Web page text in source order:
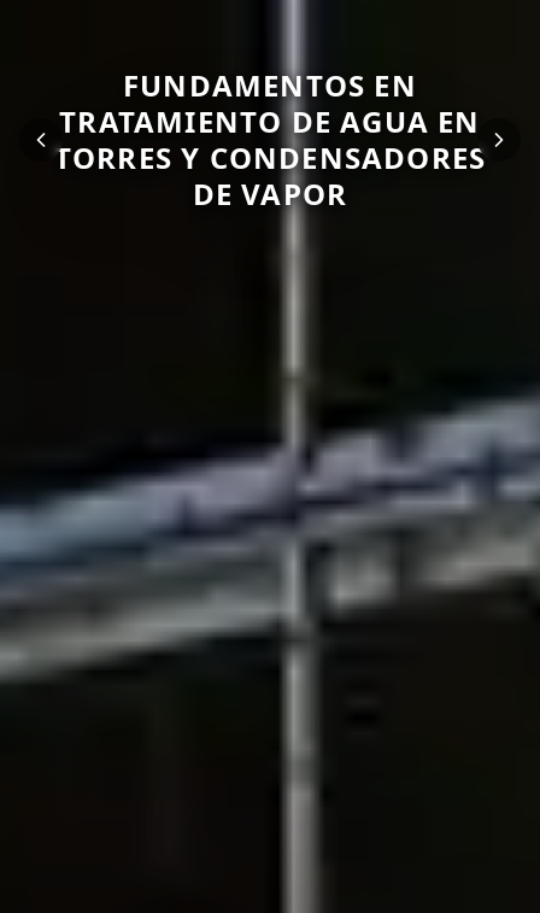
REFACCIONES Y PARTES
COMERCIALES EN PLANTAS
PURIFICADORAS DE AGUA